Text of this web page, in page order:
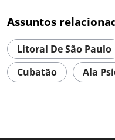
Assuntos
Litoral De São Paulo
Cubatão
Ala